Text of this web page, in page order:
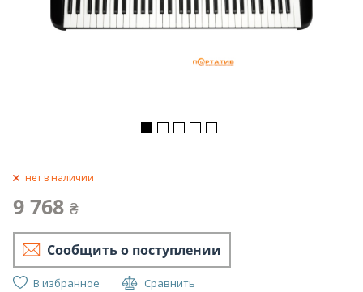
нет в наличии
9 768 ₴
Сообщить о поступлении
В избранное Сравнить